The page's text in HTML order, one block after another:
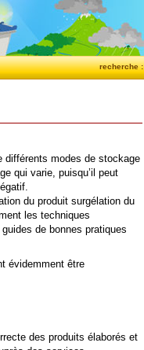
recherche :
différents modes de stockage
qui varie, puisqu’il peut
du produit surgélation du
les techniques
de bonnes pratiques
évidemment être
des produits élaborés et